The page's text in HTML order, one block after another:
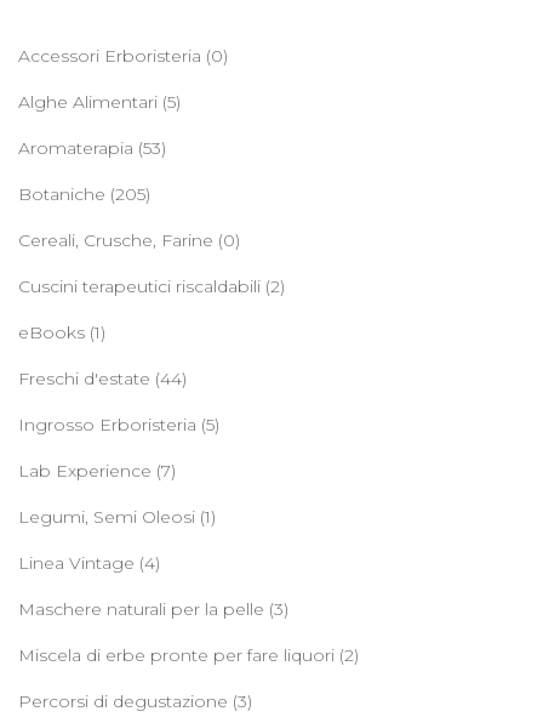
Accessori Erboristeria (0)
Alghe Alimentari (5)
Aromaterapia (53)
Botaniche (205)
Cereali, Crusche, Farine (0)
Cuscini terapeutici riscaldabili (2)
eBooks (1)
Freschi d'estate (44)
Ingrosso Erboristeria (5)
Lab Experience (7)
Legumi, Semi Oleosi (1)
Linea Vintage (4)
Maschere naturali per la pelle (3)
Miscela di erbe pronte per fare liquori (2)
Percorsi di degustazione (3)